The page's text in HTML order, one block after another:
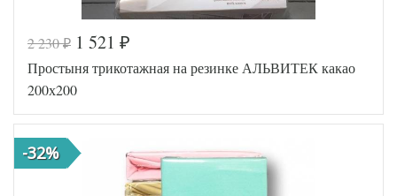
Код товара
546-686
Артикул
AL200092
Ткань
Размер
простыни
200х200
резинке)
Производитель
АльВиТек
(Россия)
2 230₽ 1 521 ₽
Простыня трикотажная на резинке АЛЬВИТЕК какао
200х200
-32%